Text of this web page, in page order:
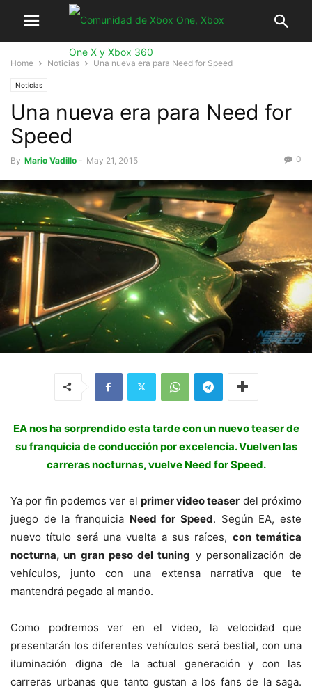
Home Noticias Una nueva era para Need for Speed
Noticias
Una nueva era para Need for
Speed
By Mario Vadillo - May 21, 2015 0
EA nos ha sorprendido esta tarde con un nuevo teaser de
su franquicia de conducción por excelencia. Vuelven las
carreras nocturnas, vuelve Need for Speed.
Ya por fin podemos ver el primer video teaser del próximo
juego de la franquicia Need for Speed. Según EA, este
nuevo título será una vuelta a sus raíces, con temática
nocturna, un gran peso del tuning y personalización de
vehículos, junto con una extensa narrativa que te
mantendrá pegado al mando.
Como podremos ver en el video, la velocidad que
presentarán los diferentes vehículos será bestial, con una
iluminación digna de la actual generación y con las
carreras urbanas que tanto gustan a los fans de la saga.